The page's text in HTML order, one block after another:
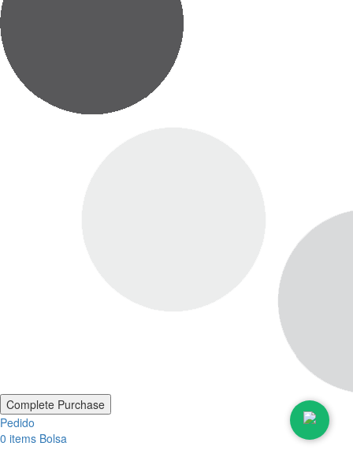
Pedido
0 items Bolsa